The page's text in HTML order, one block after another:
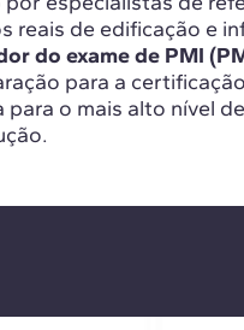
reais de edificação e
do exame de PMI
para a
para o mais alto nível